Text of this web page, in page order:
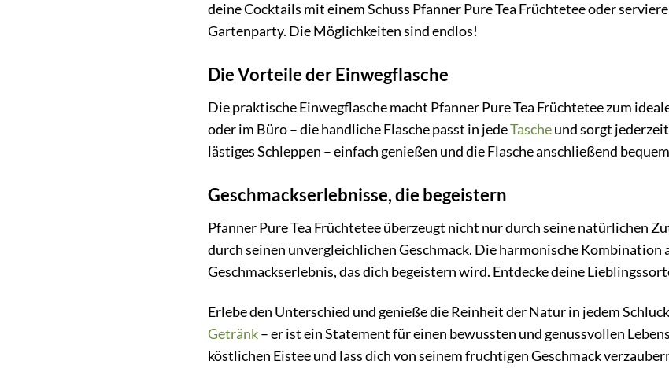
deine Cocktails mit einem Schuss Pfanner Pure Tea Früchtetee oder
Gartenparty. Die Möglichkeiten sind endlos!
Die Vorteile der Einwegflasche
Die praktische Einwegflasche macht Pfanner Pure Tea Früchtetee zum
oder im Büro – die handliche Flasche passt in jedeTascheund sorgt
lästiges Schleppen – einfach genießen und die Flasche anschließend
Geschmackserlebnisse, die begeistern
Pfanner Pure Tea Früchtetee überzeugt nicht nur durch seine natürlichen
durch seinen unvergleichlichen Geschmack. Die harmonische
Geschmackserlebnis, das dich begeistern wird. Entdecke deine
Erlebe den Unterschied und genieße die Reinheit der Natur in jedem
Getränk– er ist ein Statement für einen bewussten und genussvollen
köstlichen Eistee und lass dich von seinem fruchtigen Geschmack